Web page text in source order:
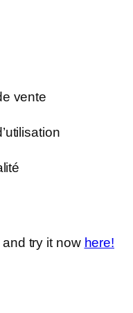
vente
try it now here!